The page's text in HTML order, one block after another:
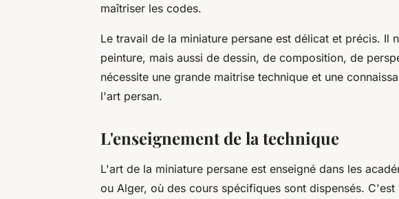
maîtriser les codes.
Le travail de la miniature persane est délicat et précis. Il
peinture, mais aussi de dessin, de composition, de
nécessite une grande maitrise technique et une
l'art persan.
L'enseignement de la technique
L'art de la miniature persane est enseigné dans les
ou Alger, où des cours spécifiques sont dispensés.